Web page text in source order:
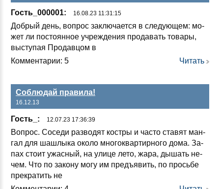
Гость_000001: 16.08.23 11:31:15
Доб­рый день, воп­рос зак­лю­ча­ет­ся в сле­ду­ющем: мо­
жет ли пос­то­ян­ное уч­реж­де­ния про­да­вать то­ва­ры,
выс­ту­пая Про­дав­цом в
Комментарии: 5
Читать
Соблюдай правила!
16.12.13
Гость_: 12.07.23 17:36:39
Воп­рос. Со­се­ди раз­во­дят кос­тры и час­то ста­вят ман­
гал для шаш­лы­ка око­ло мно­гок­вар­тир­но­го до­ма. За­
пах сто­ит ужас­ный, на ули­це ле­то, жа­ра, ды­шать не­
чем. Что по за­ко­ну мо­гу им предъ­явить, по прось­бе
прек­ра­тить не